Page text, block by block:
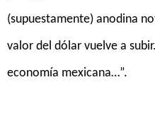
(supuestamente) anodina
valor del dólar vuelve a
economía mexicana…”.